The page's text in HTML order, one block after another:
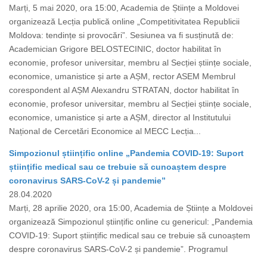
Marți, 5 mai 2020, ora 15:00, Academia de Științe a Moldovei
organizează Lecția publică online „Competitivitatea Republicii
Moldova: tendințe si provocări”. Sesiunea va fi susținută de:
Academician Grigore BELOSTECINIC, doctor habilitat în
economie, profesor universitar, membru al Secției științe sociale,
economice, umanistice și arte a AȘM, rector ASEM Membrul
corespondent al AȘM Alexandru STRATAN, doctor habilitat în
economie, profesor universitar, membru al Secției științe sociale,
economice, umanistice și arte a AȘM, director al Institutului
Național de Cercetări Economice al MECC Lecția...
Simpozionul științific online „Pandemia COVID-19: Suport
științific medical sau ce trebuie să cunoaștem despre
coronavirus SARS-CoV-2 și pandemie”
28.04.2020
Marți, 28 aprilie 2020, ora 15:00, Academia de Științe a Moldovei
organizează Simpozionul științific online cu genericul: „Pandemia
COVID-19: Suport științific medical sau ce trebuie să cunoaștem
despre coronavirus SARS-CoV-2 și pandemie”. Programul